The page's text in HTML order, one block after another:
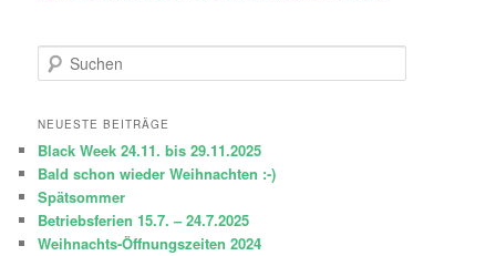
u
h
n
NEUESTE BEITRÄGE
Black Week 24.11. bis 29.11.2025
Bald schon wieder Weihnachten :-)
Spätsommer
Betriebsferien 15.7. – 24.7.2025
Weihnachts-Öffnungszeiten 2024